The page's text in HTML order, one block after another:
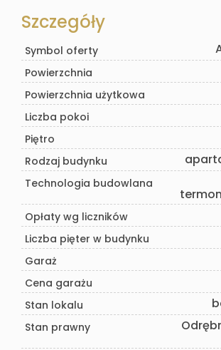
Szczegóły
Symbol oferty
Powierzchnia
Powierzchnia użytkowa
Liczba pokoi
Piętro
Rodzaj budynku
Technologia budowlana
Opłaty wg liczników
Liczba pięter w budynku
Garaż
Cena garażu
Stan lokalu
Stan prawny